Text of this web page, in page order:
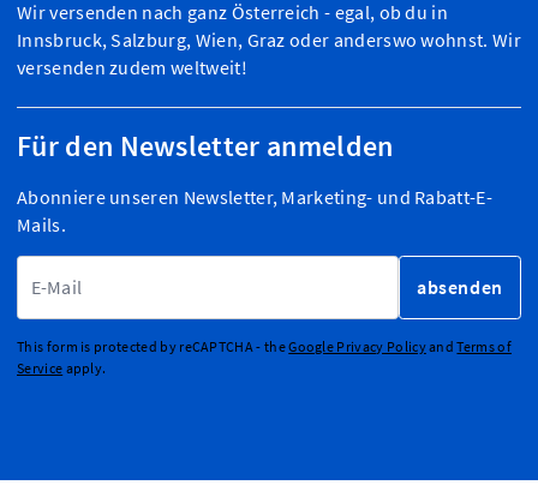
Wir versenden nach ganz Österreich - egal, ob du in
Innsbruck, Salzburg, Wien, Graz oder anderswo wohnst. Wir
versenden zudem weltweit!
Für den Newsletter anmelden
Abonniere unseren Newsletter, Marketing- und Rabatt-E-
Mails.
absenden
This form is protected by reCAPTCHA - theGoogle Privacy PolicyandTerms of
Service apply.